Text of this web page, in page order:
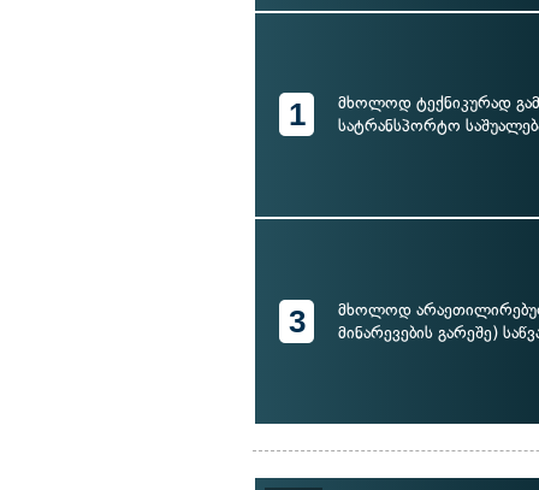
1
მხოლოდ ტექნიკურად
სატრანსპორტო
3
მხოლოდ
მინარევების გარეშე)